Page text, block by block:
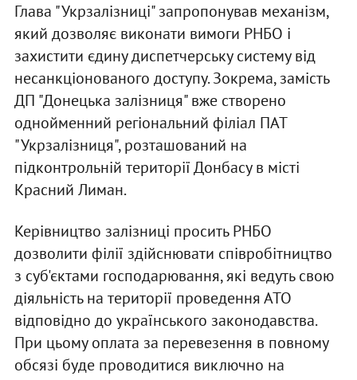
Глава "Укрзалізниці" запропонував механізм,
який дозволяє виконати вимоги РНБО і
захистити єдину диспетчерську систему від
несанкціонованого доступу. Зокрема, замість
ДП "Донецька залізниця" вже створено
однойменний регіональний філіал ПАТ
"Укрзалізниця", розташований на
підконтрольній території Донбасу в місті
Красний Лиман.
Керівництво залізниці просить РНБО
дозволити філії здійснювати співробітництво
з суб'єктами господарювання, які ведуть свою
діяльність на території проведення АТО
відповідно до українського законодавства.
При цьому оплата за перевезення в повному
обсязі буде проводитися виключно на